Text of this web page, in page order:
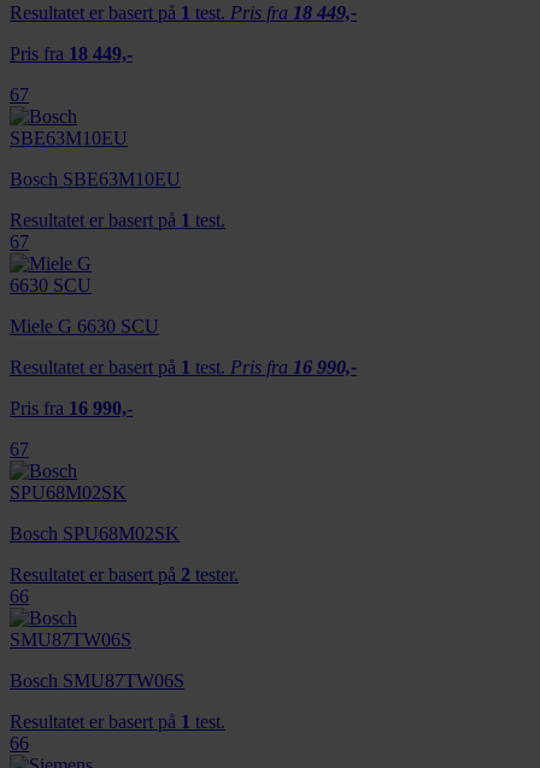
Resultatet er basert på 1 test. Pris fra 18 449,-
Pris fra 18 449,-
67
Bosch SBE63M10EU
Resultatet er basert på 1 test.
67
Miele G 6630 SCU
Resultatet er basert på 1 test. Pris fra 16 990,-
Pris fra 16 990,-
67
Bosch SPU68M02SK
Resultatet er basert på 2 tester.
66
Bosch SMU87TW06S
Resultatet er basert på 1 test.
66